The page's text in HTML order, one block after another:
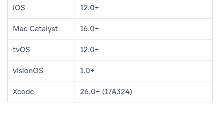
iOS 12.0+
Mac Catalyst 16.0+
tvOS 12.0+
visionOS 1.0+
Xcode 26.0+ (17A324)